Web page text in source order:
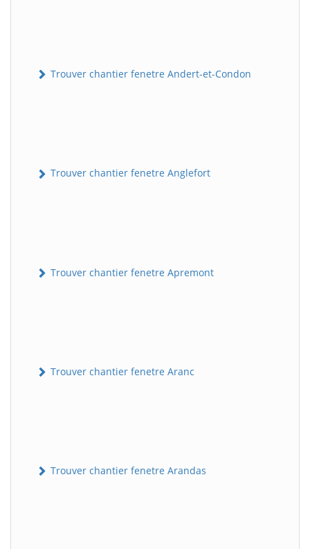
Trouver chantier fenetre Andert-et-Condon
Trouver chantier fenetre Anglefort
Trouver chantier fenetre Apremont
Trouver chantier fenetre Aranc
Trouver chantier fenetre Arandas